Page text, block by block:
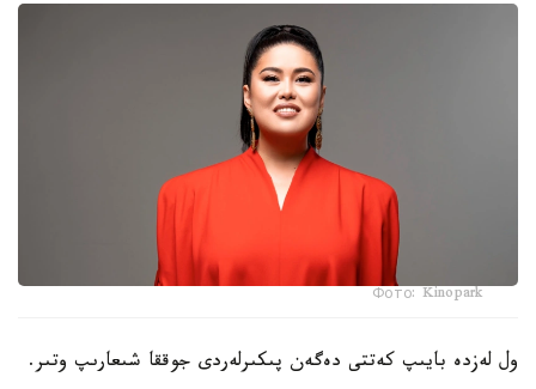
Фото: Kinopark
ول لەزدە بايىپ كەتتى دەگەن پىكىرلەردى جوققا شىعارىپ وتىر.